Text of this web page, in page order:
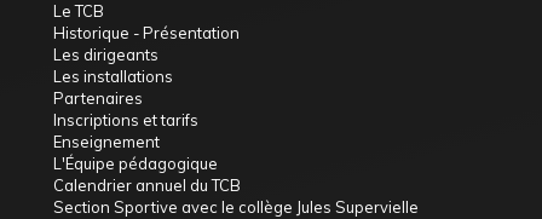
Le TCB
Historique - Présentation
Les dirigeants
Les installations
Partenaires
Inscriptions et tarifs
Enseignement
L'Équipe pédagogique
Calendrier annuel du TCB
Section Sportive avec le collège Jules Supervielle